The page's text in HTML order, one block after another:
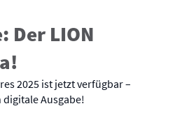
Der LION
2025 ist jetzt verfügbar –
Ausgabe!